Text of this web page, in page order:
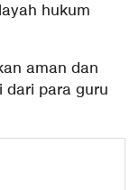
hukum
aman dan
dari para guru